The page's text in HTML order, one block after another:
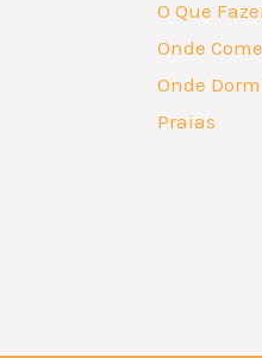
O Que
Onde
Onde
Praias